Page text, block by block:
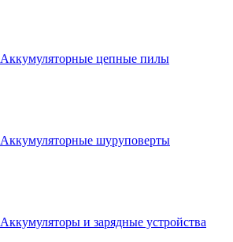
Аккумуляторные цепные пилы
Аккумуляторные шуруповерты
Аккумуляторы и зарядные устройства